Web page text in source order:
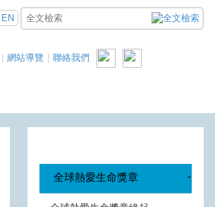
EN
網站導覽 聯絡我們
全球熱愛生命獎章 -